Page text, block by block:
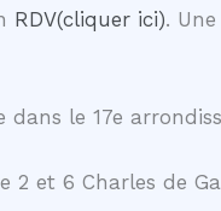
RDV(cliquer ici).
le 17e
2 et 6 Charles de